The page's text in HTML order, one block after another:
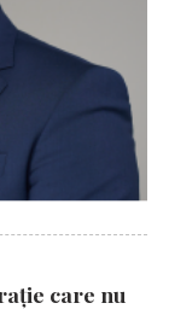
care nu